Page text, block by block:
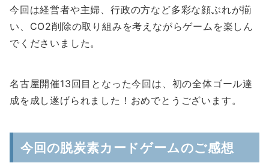
今回は経営者や主婦、行政の方など多彩な顔ぶれが揃
い、CO2削除の取り組みを考えながらゲームを楽しん
でくださいました。
名古屋開催13回目となった今回は、初の全体ゴール達
成を成し遂げられました！おめでとうございます。
今回の脱炭素カードゲームのご感想